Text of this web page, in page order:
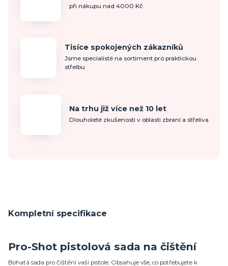
při nákupu nad 4000 Kč
Tisíce spokojených zákazníků
Jsme specialisté na sortiment pro praktickou
střelbu
Na trhu již více než 10 let
Dlouholeté zkušenosti v oblasti zbraní a střeliva
Kompletní specifikace
Pro-Shot pistolová sada na čištění
Bohatá sada pro čištění vaší pistole. Obsahuje vše, co potřebujete k